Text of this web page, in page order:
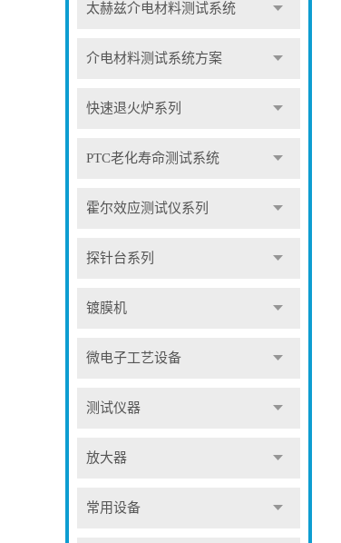
太赫兹介电材料测试系统
介电材料测试系统方案
快速退火炉系列
PTC老化寿命测试系统
霍尔效应测试仪系列
探针台系列
镀膜机
微电子工艺设备
测试仪器
放大器
常用设备